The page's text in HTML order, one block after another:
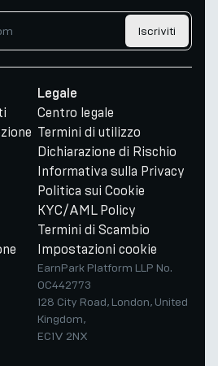
Iscriviti
Legale
Centro legale
Termini di utilizzo
Dichiarazione di Rischio
Informativa sulla Privacy
Politica sui Cookie
KYC/AML Policy
Termini di Scambio
Impostazioni cookie
EarnPark Platform LLP No.
OC442773
128 City Road, London, United
Kingdom,
EC1V 2NX